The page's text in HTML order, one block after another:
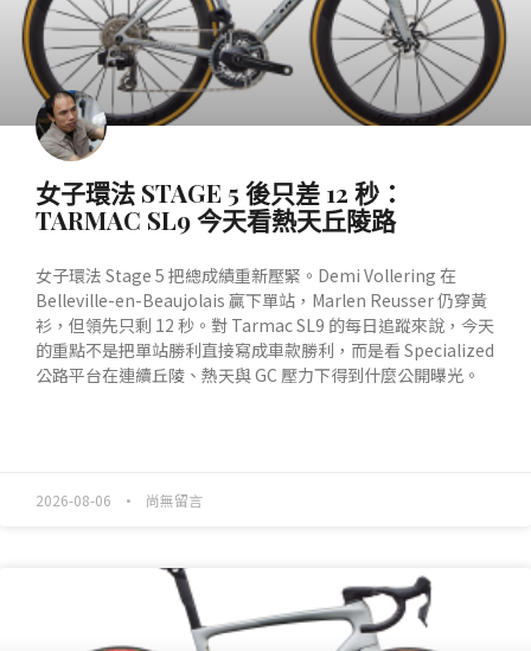
女子環法 STAGE 5 後只差 12 秒：
TARMAC SL9 今天看熱天丘陵路
女子環法 Stage 5 把總成績重新壓緊。Demi Vollering 在
Belleville-en-Beaujolais 贏下單站，Marlen Reusser 仍穿黃
衫，但領先只剩 12 秒。對 Tarmac SL9 的每日追蹤來說，今天
的重點不是把單站勝利直接寫成車款勝利，而是看 Specialized
公路平台在連續丘陵、熱天與 GC 壓力下得到什麼公開曝光。
2026-08-06 尚無留言